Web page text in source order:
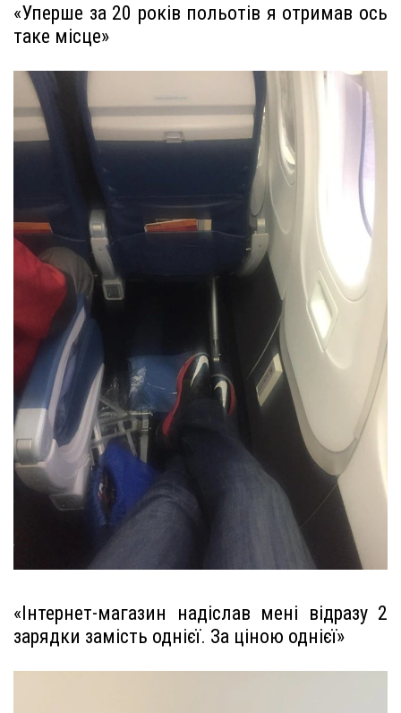
«Уперше за 20 років польотів я отримав ось
таке місце»
«Інтернет-магазин надіслав мені відразу 2
зарядки замість однієї. За ціною однієї»